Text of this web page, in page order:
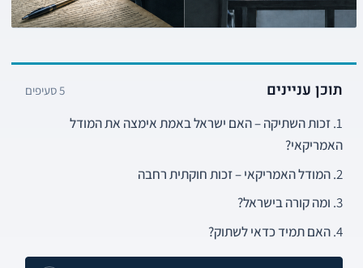
תוכן עניינים 5 סעיפים
זכות השתיקה – האם ישראל באמת אימצה את המודל
האמריקאי?
המודל האמריקאי – זכות חוקתית רחבה
ומה קורה בישראל?
האם תמיד כדאי לשתוק?